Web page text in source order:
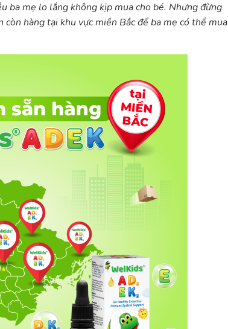
ba mẹ lo lắng không kịp mua cho bé. Nhưng đừng
hàng tại khu vực miền Bắc để ba mẹ có thể mua